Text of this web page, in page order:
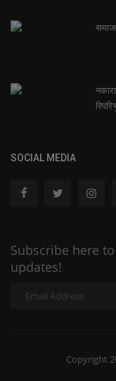
SOCIAL MEDIA
Subscribe here
updates!
Copyright